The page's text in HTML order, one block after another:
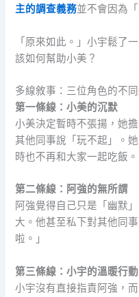
主的調查義務並不會因為
「原來如此。」小宇鬆
該如何幫助小美？
多線敘事：三位角色的不
第一條線：小美的沉默
小美決定暫時不張揚，她
其他同事說「玩不起」。
時也不再和大家一起吃飯。
第二條線：阿強的無所謂
阿強覺得自己只是「幽默
大。他甚至私下對其他同
啦。」
第三條線：小宇的溫暖行動
小宇沒有直接指責阿強，